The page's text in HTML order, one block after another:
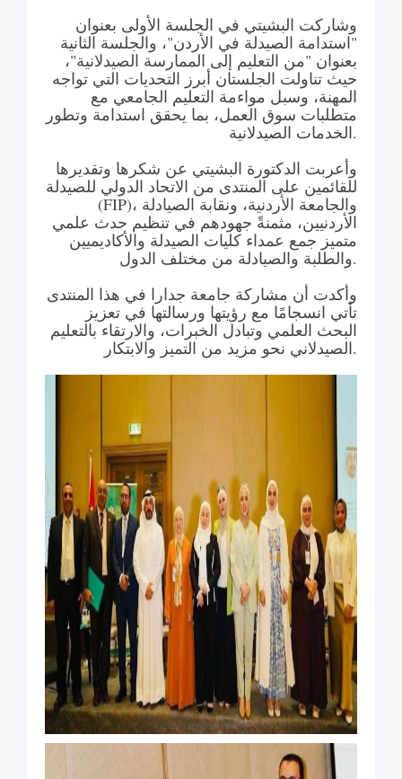
وشاركت البشيتي في الجلسة الأولى بعنوان
"استدامة الصيدلة في الأردن"، والجلسة الثانية
بعنوان "من التعليم إلى الممارسة الصيدلانية"،
حيث تناولت الجلستان أبرز التحديات التي تواجه
المهنة، وسبل مواءمة التعليم الجامعي مع
متطلبات سوق العمل، بما يحقق استدامة وتطور
الخدمات الصيدلانية.
وأعربت الدكتورة البشيتي عن شكرها وتقديرها
للقائمين على المنتدى من الاتحاد الدولي للصيدلة
(FIP)، والجامعة الأردنية، ونقابة الصيادلة
الأردنيين، مثمنةً جهودهم في تنظيم حدث علمي
متميز جمع عمداء كليات الصيدلة والأكاديميين
والطلبة والصيادلة من مختلف الدول.
وأكدت أن مشاركة جامعة جدارا في هذا المنتدى
تأتي انسجامًا مع رؤيتها ورسالتها في تعزيز
البحث العلمي وتبادل الخبرات، والارتقاء بالتعليم
الصيدلاني نحو مزيد من التميز والابتكار.